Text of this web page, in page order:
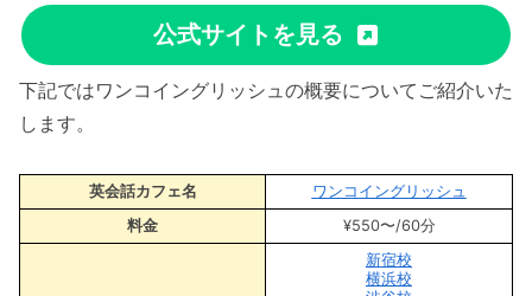
公式サイトを見る
下記ではワンコイングリッシュの概要についてご紹介いた
します。
英会話カフェ名
ワンコイングリッシュ
料金
¥550〜/60分
新宿校
横浜校